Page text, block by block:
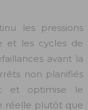
les pressions
et les cycles de
avant la
non planifiés
et optimise le
réelle plutôt que